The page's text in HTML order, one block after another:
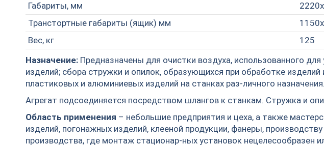
Габариты, мм
Транстортные габариты (ящик) мм
Вес, кг
125
Назначение: Предназначены для очистки воздуха, использованного
изделий; сбора стружки и опилок, образующихся при обработке
пластиковых и алюминиевых изделий на станках раз-личного назначения.
Агрегат подсоединяется посредством шлангов к станкам. Стружка и
Область применения – небольшие предприятия и цеха, а также
изделий, погонажных изделий, клееной продукции, фанеры,
производства, где монтаж стационар-ных установок нецелесообразен